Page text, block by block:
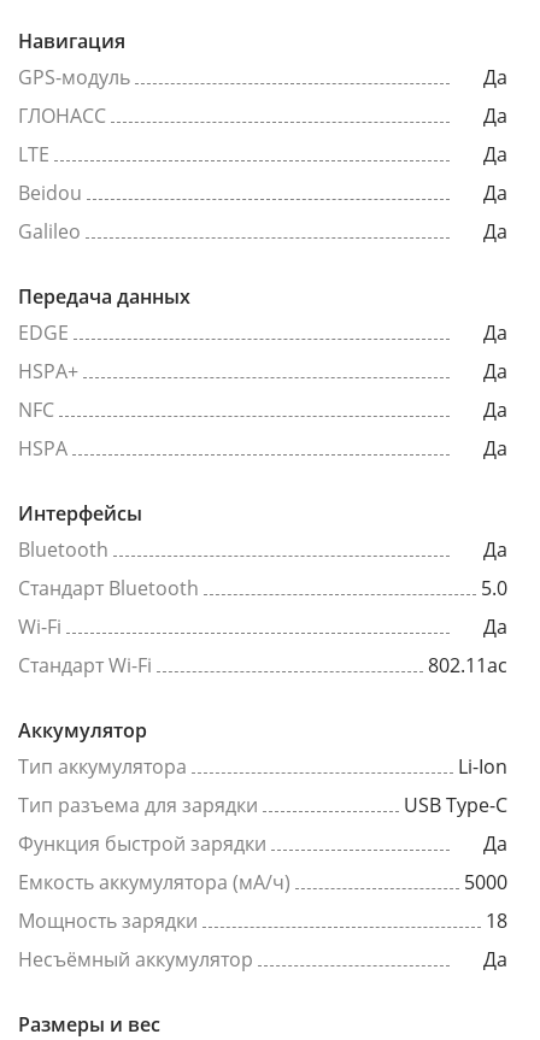
Навигация
GPS-модуль
Да
ГЛОНАСС
Да
LTE
Да
Beidou
Да
Galileo
Да
Передача данных
EDGE
Да
HSPA+
Да
NFC
Да
HSPA
Да
Интерфейсы
Bluetooth
Да
Стандарт Bluetooth
5.0
Wi-Fi
Да
Стандарт Wi-Fi
802.11ac
Аккумулятор
Тип аккумулятора
Li-Ion
Тип разъема для зарядки
USB Type-C
Функция быстрой зарядки
Да
Емкость аккумулятора (мА/ч)
5000
Мощность зарядки
18
Несъёмный аккумулятор
Да
Размеры и вес